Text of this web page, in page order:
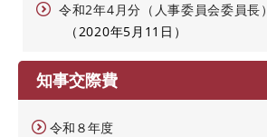
令和2年4月分（人事委員会委員長）
2020年5月11日
知事交際費
令和８年度